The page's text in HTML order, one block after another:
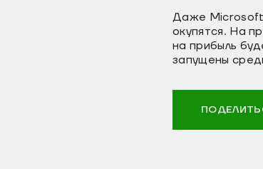
Даже Microsoft
окупятся. На
на прибыль
запущены